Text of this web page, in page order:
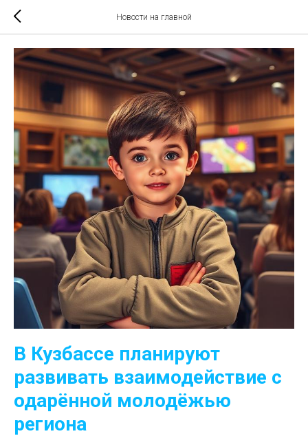
Новости на главной
В Кузбассе планируют
развивать взаимодействие с
одарённой молодёжью
региона